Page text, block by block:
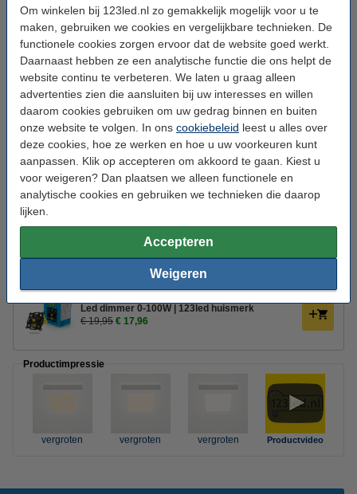
Om winkelen bij 123led.nl zo gemakkelijk mogelijk voor u te
maken, gebruiken we cookies en vergelijkbare technieken. De
functionele cookies zorgen ervoor dat de website goed werkt.
Daarnaast hebben ze een analytische functie die ons helpt de
website continu te verbeteren. We laten u graag alleen
advertenties zien die aansluiten bij uw interesses en willen
daarom cookies gebruiken om uw gedrag binnen en buiten
onze website te volgen. In ons cookiebeleid leest u alles over
deze cookies, hoe ze werken en hoe u uw voorkeuren kunt
aanpassen. Klik op accepteren om akkoord te gaan. Kiest u
voor weigeren? Dan plaatsen we alleen functionele en
analytische cookies en gebruiken we technieken die daarop
lijken.
Accepteren
Weigeren
-20 tot +45 °C
Beschermingsniveau: IP44
Klasse:
Branduren: 50.000 uur
Aantal:
Energielabel: F
Extra info: Handleiding
Handleiding: PDF
Oud voor nieuw: uw oude apparaat
Led dimmer 0-100W | 123led huismerk
€ 19,95 € 17,96
Productimpressie
vergroten vergroten vergroten Productvideo